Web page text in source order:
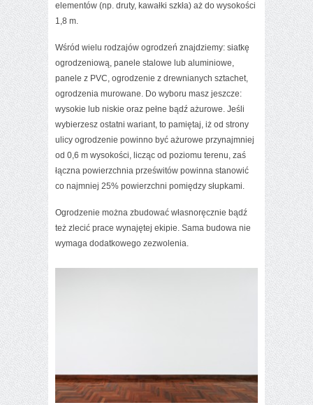
elementów (np. druty, kawałki szkła) aż do wysokości
1,8 m.
Wśród wielu rodzajów ogrodzeń znajdziemy: siatkę
ogrodzeniową, panele stalowe lub aluminiowe,
panele z PVC, ogrodzenie z drewnianych sztachet,
ogrodzenia murowane. Do wyboru masz jeszcze:
wysokie lub niskie oraz pełne bądź ażurowe. Jeśli
wybierzesz ostatni wariant, to pamiętaj, iż od strony
ulicy ogrodzenie powinno być ażurowe przynajmniej
od 0,6 m wysokości, licząc od poziomu terenu, zaś
łączna powierzchnia prześwitów powinna stanowić
co najmniej 25% powierzchni pomiędzy słupkami.
Ogrodzenie można zbudować własnoręcznie bądź
też zlecić prace wynajętej ekipie. Sama budowa nie
wymaga dodatkowego zezwolenia.